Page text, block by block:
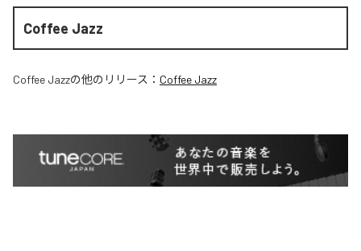
Coffee Jazz
Coffee Jazzの他のリリース： Coffee Jazz